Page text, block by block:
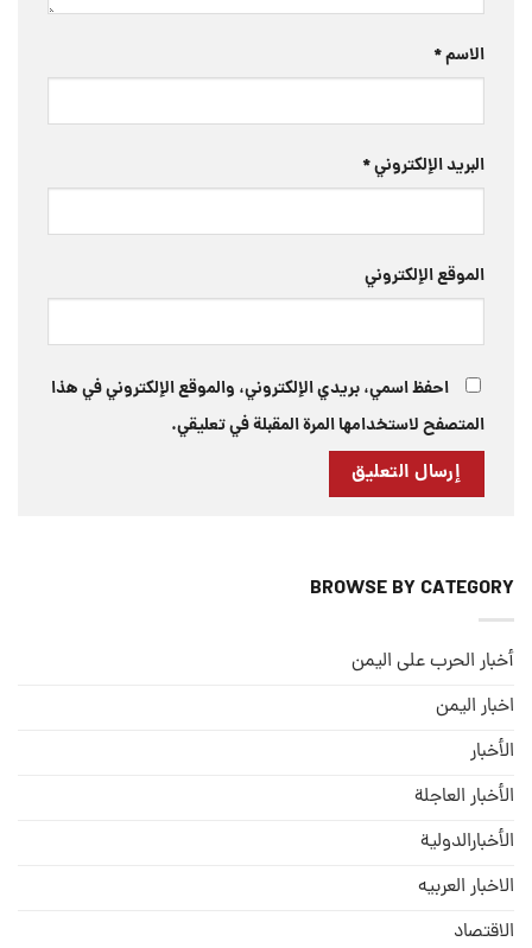
الاسم*
البريد الإلكتروني*
الموقع الإلكتروني
احفظ اسمي، بريدي الإلكتروني، والموقع الإلكتروني في هذا
المتصفح لاستخدامها المرة المقبلة في تعليقي.
BROWSE BY CATEGORY
أخبار الحرب على اليمن
اخبار اليمن
الأخبار
الأخبار العاجلة
الأخبارالدولية
الاخبار العربيه
الاقتصاد